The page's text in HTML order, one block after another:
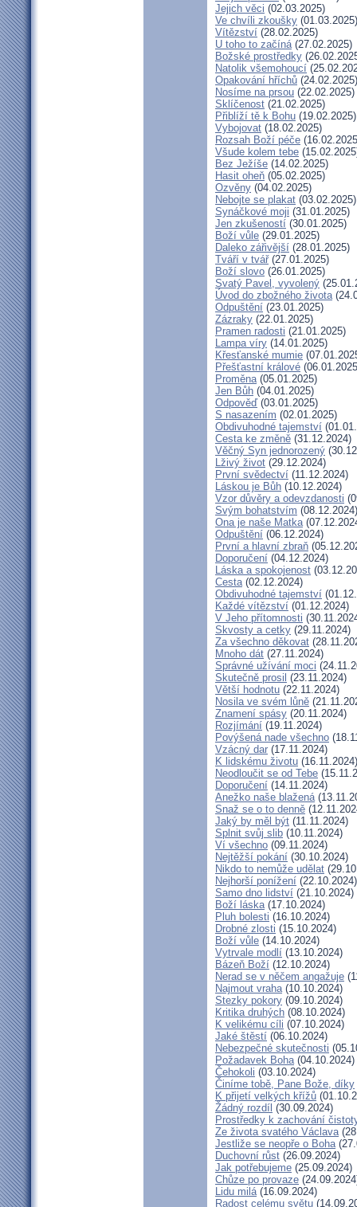
Jejich věci (02.03.2025)
Ve chvíli zkoušky (01.03.2025)
Vítězství (28.02.2025)
U toho to začíná(27.02.2025)
Božské prostředky
Natolik všemohoucí
Opakování hříchů (24.02.2025)
Nosíme na prsou (22.02.2025)
Sklíčenost (21.02.2025)
Přiblíží tě k Bohu (19.02.2025)
Vybojovat (18.02.2025)
Rozsah Boží péče
Všude kolem tebe
Bez Ježíše (14.02.2025)
Hasit oheň (05.02.2025)
Ozvěny (04.02.2025)
Nebojte se plakat (03.02.2025)
Synáčkové moji (31.01.2025)
Jen zkušeností (30.01.2025)
Boží vůle (29.01.2025)
Daleko zářivější (28.01.2025)
Tváří v tvář(27.01.2025)
Boží slovo (26.01.2025)
Svatý Pavel, vyvolený
Úvod do zbožného života
Odpuštění (23.01.2025)
Zázraky (22.01.2025)
Pramen radosti (21.01.2025)
Lampa víry (14.01.2025)
Křesťanské mumie
Přešťastní králové
Proměna(05.01.2025)
Jen Bůh (04.01.2025)
Odpověď (03.01.2025)
S nasazením (02.01.2025)
Obdivuhodné tajemství
Cesta ke změně (31.12.2024)
Věčný Syn jednorozený
Lživý život (29.12.2024)
První svědectví (11.12.2024)
Láskou je Bůh (10.12.2024)
Vzor důvěry a odevzdanosti
Svým bohatstvím (08.12.2024)
Ona je naše Matka
Odpuštění (06.12.2024)
První a hlavní zbraň
Doporučení (04.12.2024)
Láska a spokojenost
Cesta(02.12.2024)
Obdivuhodné tajemství
Každé vítězství (01.12.2024)
V Jeho přítomnosti
Skvosty a cetky (29.11.2024)
Za všechno děkovat
Mnoho dát (27.11.2024)
Správné užívání moci
Skutečně prosil (23.11.2024)
Větší hodnotu (22.11.2024)
Nosila ve svém lůně
Znamení spásy (20.11.2024)
Rozjímání (19.11.2024)
Povýšená nade všechno
Vzácný dar (17.11.2024)
K lidskému životu (16.11.2024)
Neodloučit se od Tebe
Doporučení (14.11.2024)
Anežko naše blažená
Snaž se o to denně
Jaký by měl být (11.11.2024)
Splnit svůj slib (10.11.2024)
Ví všechno (09.11.2024)
Nejtěžší pokání (30.10.2024)
Nikdo to nemůže udělat
Nejhorší ponížení (22.10.2024)
Samo dno lidství (21.10.2024)
Boží láska(17.10.2024)
Pluh bolesti (16.10.2024)
Drobné zlosti (15.10.2024)
Boží vůle (14.10.2024)
Vytrvale modlí (13.10.2024)
Bázeň Boží (12.10.2024)
Nerad se v něčem angažuje
Najmout vraha(10.10.2024)
Stezky pokory (09.10.2024)
Kritika druhých (08.10.2024)
K velikému cíli (07.10.2024)
Jaké štěstí (06.10.2024)
Nebezpečné skutečnosti
Požadavek Boha(04.10.2024)
Čehokoli (03.10.2024)
Činíme tobě, Pane Bože, díky
K přijetí velkých křížů
Žádný rozdíl (30.09.2024)
Prostředky k zachování
Ze života svatého Václava
Jestliže se neopře o Boha
Duchovní růst (26.09.2024)
Jak potřebujeme (25.09.2024)
Chůze po provaze
Lidu milá(16.09.2024)
Radost celému světu